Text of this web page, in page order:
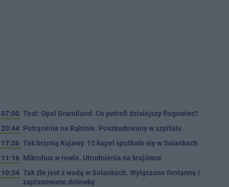
07:00 Test: Opel Grandland. Co potrafi dzisiejszy flagowiec?
20:44 Potrącenie na Rąbinie. Poszkodowany w szpitalu
17:36 Tak brzmią Kujawy. 15 kapel spotkało się w Solankach
11:16 Mikrobus w rowie. Utrudnienia na krajówce
10:34 Tak źle jest z wodą w Solankach. Wyłączono fontannę i
zaplanowano dolewkę